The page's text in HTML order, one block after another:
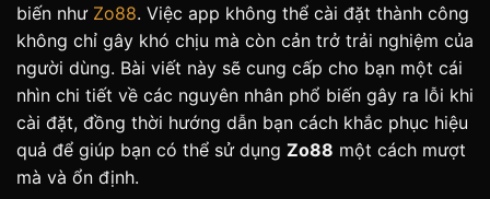
biến như Zo88. Việc app không thể cài đặt thành công
không chỉ gây khó chịu mà còn cản trở trải nghiệm của
người dùng. Bài viết này sẽ cung cấp cho bạn một cái
nhìn chi tiết về các nguyên nhân phổ biến gây ra lỗi khi
cài đặt, đồng thời hướng dẫn bạn cách khắc phục hiệu
quả để giúp bạn có thể sử dụng Zo88 một cách mượt
mà và ổn định.